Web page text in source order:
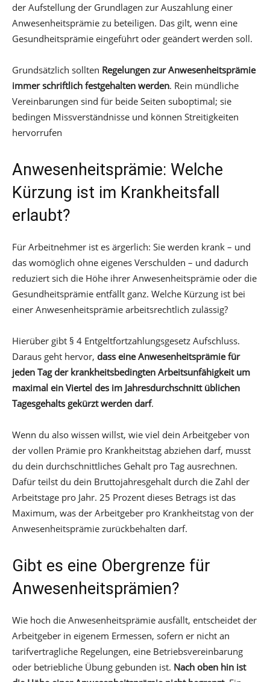
der Aufstellung der Grundlagen zur Auszahlung einer
Anwesenheitsprämie zu beteiligen. Das gilt, wenn eine
Gesundheitsprämie eingeführt oder geändert werden soll.
Grundsätzlich sollten Regelungen zur Anwesenheitsprämie
immer schriftlich festgehalten werden. Rein mündliche
Vereinbarungen sind für beide Seiten suboptimal; sie
bedingen Missverständnisse und können Streitigkeiten
hervorrufen
Anwesenheitsprämie: Welche
Kürzung ist im Krankheitsfall
erlaubt?
Für Arbeitnehmer ist es ärgerlich: Sie werden krank – und
das womöglich ohne eigenes Verschulden – und dadurch
reduziert sich die Höhe ihrer Anwesenheitsprämie oder die
Gesundheitsprämie entfällt ganz. Welche Kürzung ist bei
einer Anwesenheitsprämie arbeitsrechtlich zulässig?
Hierüber gibt § 4 Entgeltfortzahlungsgesetz Aufschluss.
Daraus geht hervor, dass eine Anwesenheitsprämie für
jeden Tag der krankheitsbedingten Arbeitsunfähigkeit um
maximal ein Viertel des im Jahresdurchschnitt üblichen
Tagesgehalts gekürzt werden darf.
Wenn du also wissen willst, wie viel dein Arbeitgeber von
der vollen Prämie pro Krankheitstag abziehen darf, musst
du dein durchschnittliches Gehalt pro Tag ausrechnen.
Dafür teilst du dein Bruttojahresgehalt durch die Zahl der
Arbeitstage pro Jahr. 25 Prozent dieses Betrags ist das
Maximum, was der Arbeitgeber pro Krankheitstag von der
Anwesenheitsprämie zurückbehalten darf.
Gibt es eine Obergrenze für
Anwesenheitsprämien?
Wie hoch die Anwesenheitsprämie ausfällt, entscheidet der
Arbeitgeber in eigenem Ermessen, sofern er nicht an
tarifvertragliche Regelungen, eine Betriebsvereinbarung
oder betriebliche Übung gebunden ist. Nach oben hin ist